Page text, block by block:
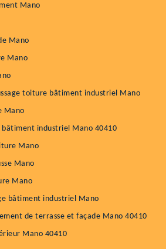
Mano
Mano
Mano
toiture bâtiment industriel Mano
Mano
industriel Mano 40410
Mano
Mano
Mano
bâtiment industriel Mano
de terrasse et façade Mano 40410
Mano 40410
toiture, c'est préserver sa
durabilité
en couverture et facade
toiture